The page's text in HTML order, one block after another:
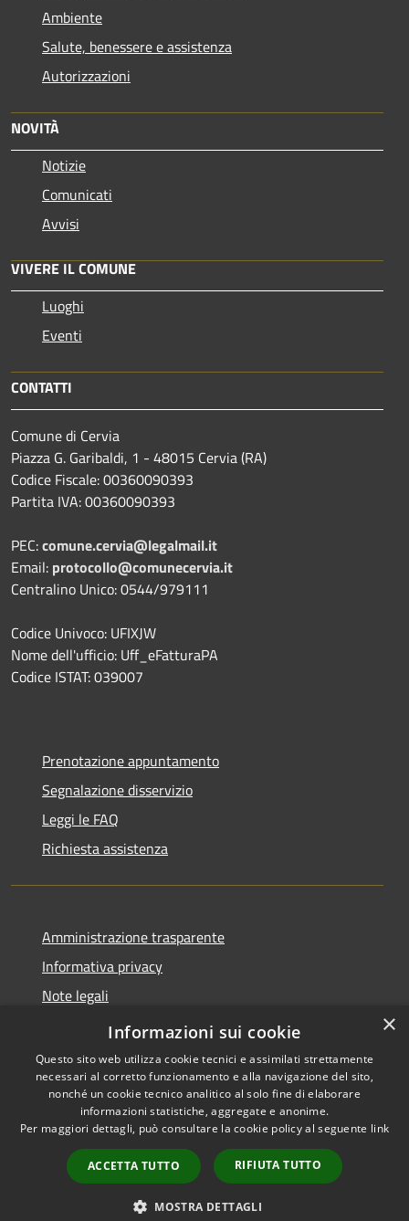
Ambiente
Salute, benessere e assistenza
Autorizzazioni
NOVITÀ
Notizie
Comunicati
Avvisi
VIVERE IL COMUNE
Luoghi
Eventi
CONTATTI
Comune di Cervia
Piazza G. Garibaldi, 1 - 48015 Cervia (RA)
Codice Fiscale: 00360090393
Partita IVA: 00360090393
PEC:comune.cervia@legalmail.it
Email: protocollo@comunecervia.it
Centralino Unico: 0544/979111
Codice Univoco: UFIXJW
Nome dell'ufficio: Uff_eFatturaPA
Codice ISTAT: 039007
Prenotazione appuntamento
Segnalazione disservizio
Leggi le FAQ
Richiesta assistenza
Amministrazione trasparente
Informativa privacy
Note legali
Dichiarazione di accessibilità
Accessibilità
Copyright © 2026 • Comune di
Cervia • Powered by
Municipium•
Accesso
redazione
×
Informazioni sui cookie
Questo sito web utilizza cookie tecnici e assimilati strettamente
necessari al corretto funzionamento e alla navigazione del sito,
nonché un cookie tecnico analitico al solo fine di elaborare
informazioni statistiche, aggregate e anonime.
Per maggiori dettagli, può consultare la cookie policy al seguente link
ACCETTA TUTTO RIFIUTA TUTTO
MOSTRA DETTAGLI